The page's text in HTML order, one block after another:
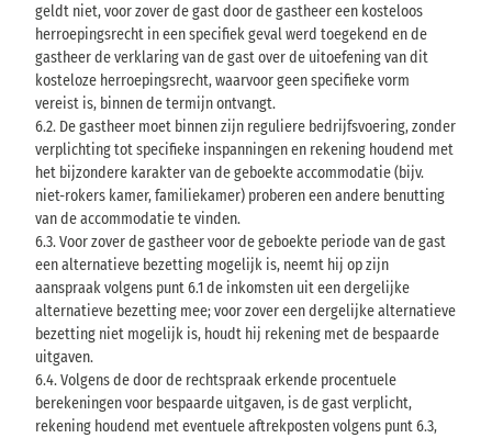
geldt niet, voor zover de gast door de gastheer een kosteloos
herroepingsrecht in een specifiek geval werd toegekend en de
gastheer de verklaring van de gast over de uitoefening van dit
kosteloze herroepingsrecht, waarvoor geen specifieke vorm
vereist is, binnen de termijn ontvangt.
6.2. De gastheer moet binnen zijn reguliere bedrijfsvoering, zonder
verplichting tot specifieke inspanningen en rekening houdend met
het bijzondere karakter van de geboekte accommodatie (bijv.
niet-rokers kamer, familiekamer) proberen een andere benutting
van de accommodatie te vinden.
6.3. Voor zover de gastheer voor de geboekte periode van de gast
een alternatieve bezetting mogelijk is, neemt hij op zijn
aanspraak volgens punt 6.1 de inkomsten uit een dergelijke
alternatieve bezetting mee; voor zover een dergelijke alternatieve
bezetting niet mogelijk is, houdt hij rekening met de bespaarde
uitgaven.
6.4. Volgens de door de rechtspraak erkende procentuele
berekeningen voor bespaarde uitgaven, is de gast verplicht,
rekening houdend met eventuele aftrekposten volgens punt 6.3,